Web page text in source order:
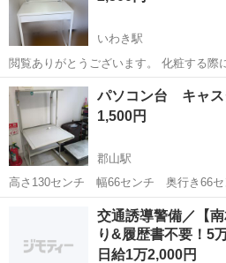
いわき駅
閲覧ありがとうございます。 化粧する際
ります。 使用した商品になりますので細
あります。 受け渡しは、原則いわき市土日のみとなってとりますが、
郡山〜大玉村、二本松、本...
福島 いわき市 いわき駅 オフ
パソコン台 キャス
1,500円
郡山駅
高さ130センチ 幅66センチ 奥行き66セ
郡山駅 オフィス
交通誘導警備／【
り&履歴書不要！5
日給1万2,000円